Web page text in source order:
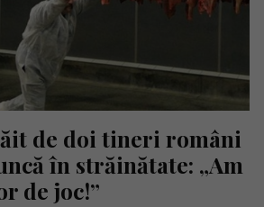
de doi tineri români
în străinătate: „Am
de joc!”